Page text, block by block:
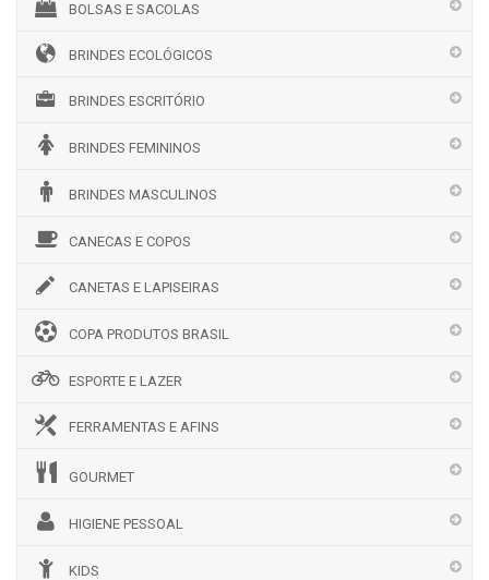
BOLSAS E SACOLAS
BRINDES ECOLÓGICOS
BRINDES ESCRITÓRIO
BRINDES FEMININOS
BRINDES MASCULINOS
CANECAS E COPOS
CANETAS E LAPISEIRAS
COPA PRODUTOS BRASIL
ESPORTE E LAZER
FERRAMENTAS E AFINS
GOURMET
HIGIENE PESSOAL
KIDS